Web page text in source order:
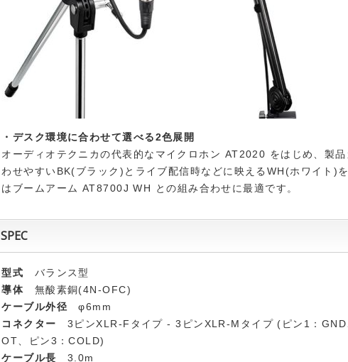
・デスク環境に合わせて選べる2色展開
オーディオテクニカの代表的なマイクロホン AT2020 をはじめ、製品
わせやすいBK(ブラック)とライブ配信時などに映えるWH(ホワイト)
はブームアーム AT8700J WH との組み合わせに最適です。
SPEC
型式 バランス型
導体 無酸素銅(4N-OFC)
ケーブル外径 φ6mm
コネクター 3ピンXLR-Fタイプ - 3ピンXLR-Mタイプ (ピン1：GND
OT、ピン3：COLD)
ケーブル長 3.0m